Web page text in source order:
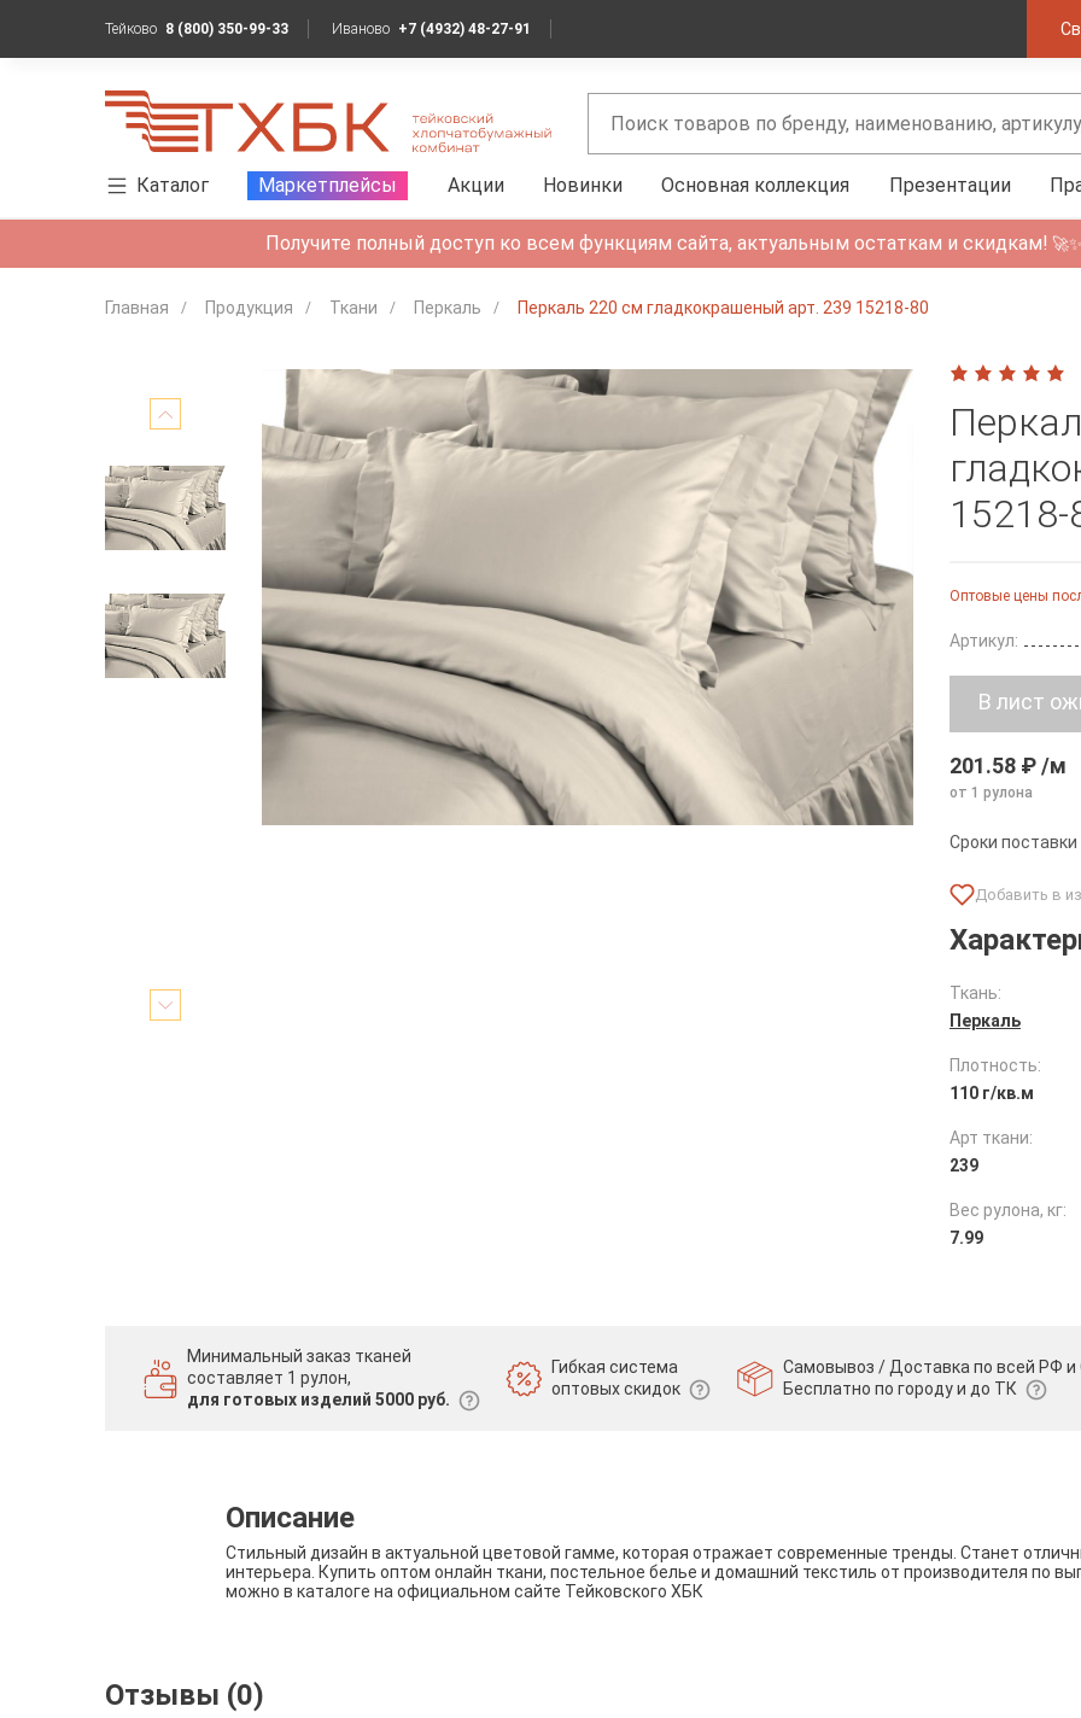
Тейково 8 (800) 350-99-33 Иваново +7 (4932) 48-27-91
Каталог Маркетплейсы Акции Новинки Основная коллекция Презентации
Получите полный доступ ко всем функциям сайта, актуальным остаткам и скидкам! 🚀✨
Главная Продукция Ткани Перкаль Перкаль 220 см гладкокрашеный арт. 239 15218-80
15218-
Оптовые цены
Артикул:
201.58 ₽ /м
от 1 рулона
Сроки
Ткань:
Перкаль
Плотность:
110 г/кв.м
Арт ткани:
239
Вес рулона, кг:
7.99
Минимальный заказ тканей
составляет 1 рулон,
для готовых изделий 5000 руб.
Гибкая система
оптовых скидок
Самовывоз / Доставка по всей РФ и
Бесплатно по городу и до ТК
Описание
Стильный дизайн в актуальной цветовой гамме, которая отражает современные тренды. Станет
интерьера. Купить оптом онлайн ткани, постельное белье и домашний текстиль от производителя по
можно в каталоге на официальном сайте Тейковского ХБК
Отзывы (0)